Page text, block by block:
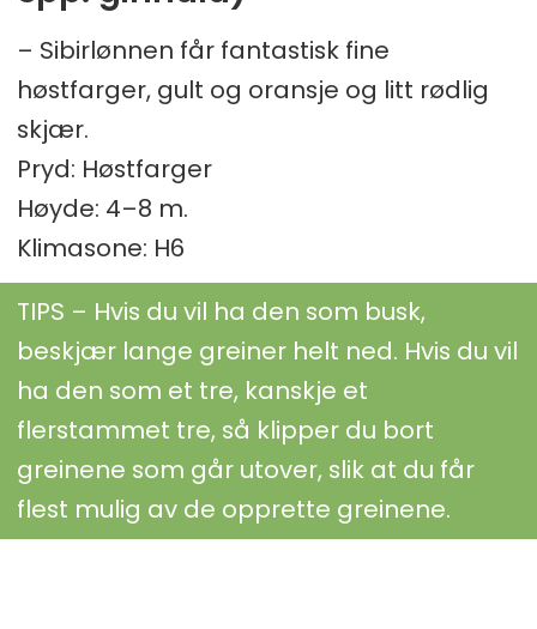
– Sibirlønnen får fantastisk fine
høstfarger, gult og oransje og litt rødlig
skjær.
Pryd: Høstfarger
Høyde: 4–8 m.
Klimasone: H6
TIPS – Hvis du vil ha den som busk,
beskjær lange greiner helt ned. Hvis du vil
ha den som et tre, kanskje et
flerstammet tre, så klipper du bort
greinene som går utover, slik at du får
flest mulig av de opprette greinene.